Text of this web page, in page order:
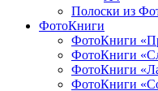
Полоски из
ФотоКниги
ФотоКниги
ФотоКниги
ФотоКниги
ФотоКниги